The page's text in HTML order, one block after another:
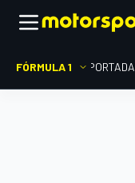
FÓRMULA 1 PORTADA